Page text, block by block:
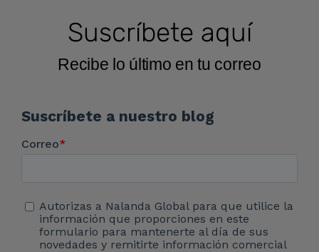
Suscríbete aquí
Recibe lo último en tu correo